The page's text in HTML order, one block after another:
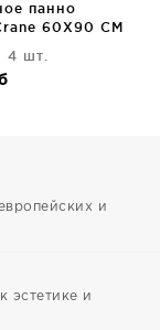
панно
60X90 CM
4 шт.
и
эстетике и